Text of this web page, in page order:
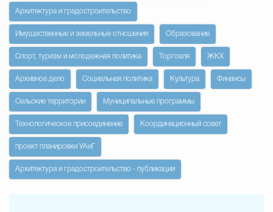
Архитектура и градостроительство
Имущественные и земельные отношения Образование
Спорт, туризм и молодежная политика Торговля ЖКХ
Архивное дело Социальная политика Культура Финансы
Сельские территории Муниципальные программы
Технологическое присоединение Координационный совет
проект планировки УАиГ
Архитектура и градостроительство - публикации